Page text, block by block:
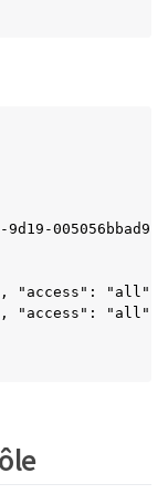
005056bbad91"
"access": "all"
"access": "all" }